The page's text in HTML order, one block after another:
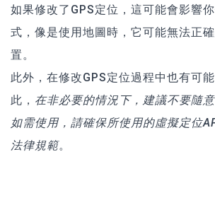
如果修改了GPS定位，這可能會影響
式，像是使用地圖時，它可能無法正
置。
此外，在修改GPS定位過程中也有可
此， 在非必要的情況下，建議不要隨意
如需使用，請確保所使用的虛擬定位
法律規範。